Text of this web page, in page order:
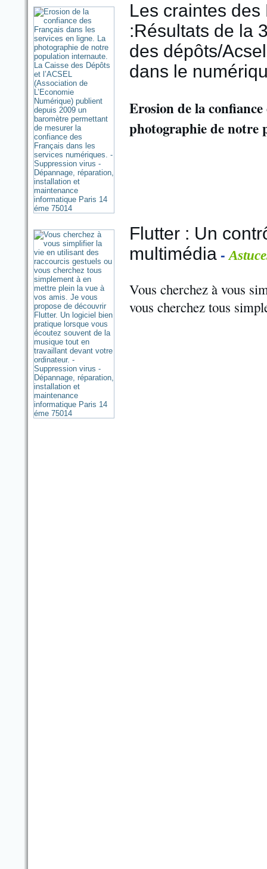
Les craintes
:Résultats de la
des dépôts/
dans le
Erosion de la
photographie de
Flutter : Un
multimédia -
Vous cherchez à vous
vous cherchez tous